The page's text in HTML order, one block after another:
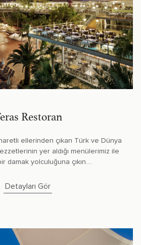
Restoran
ellerinden çıkan Türk ve Dünya
yer aldığı menülerimiz ile
damak yolculuğuna çıkın....
Detayları Gör